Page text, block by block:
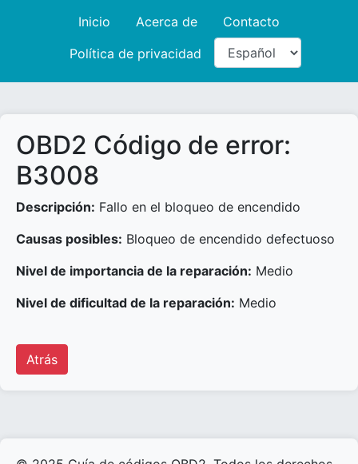
Inicio Acerca de
Contacto
Política de privacidad
OBD2 Código de error:
B3008
Descripción: Fallo en el bloqueo de encendido
Causas posibles: Bloqueo de encendido defectuoso
Nivel de importancia de la reparación: Medio
Nivel de dificultad de la reparación: Medio
Atrás